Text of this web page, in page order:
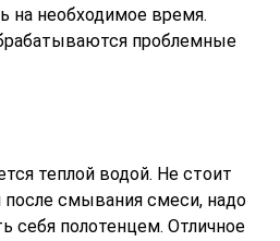
на необходимое время.
проблемные
теплой водой. Не стоит
смывания смеси, надо
себя полотенцем. Отличное